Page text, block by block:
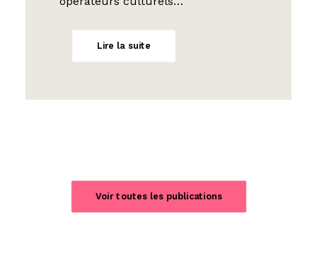
Lire la suite
Voir toutes les publications